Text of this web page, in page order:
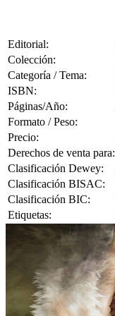
Editorial:
Colección:
Categoría / Tema:
ISBN:
Páginas/Año:
Formato / Peso:
Precio:
Derechos de venta para:
Clasificación Dewey:
Clasificación BISAC:
Clasificación BIC:
Etiquetas: